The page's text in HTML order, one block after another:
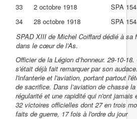
33
2 octobre 1918
SPA 154
34
28 octobre 1918
SPA 154
SPAD XIII de Michel Coiffard dédié à
dans le cœur de l’As.
Officier de la Légion d’honneur. 29-10-
s'était déjà fait remarquer par son
l'infanterie et l'aviation, portant partout
de sacrifice. Dans l’aviation de chasse
régularité et une rapidité qui n'ont
32 victoires officielles dont 27 en trois
faits de guerre, 17 fois à l'ordre du jour